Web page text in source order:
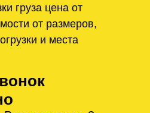
груза цена от
от размеров,
и места